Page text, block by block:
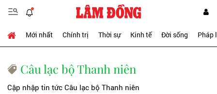
Mới nhất Chính trị Thời sự Kinh tế Đời sống Pháp
Câu lạc bộ Thanh niên
Cập nhập tin tức Câu lạc bộ Thanh niên